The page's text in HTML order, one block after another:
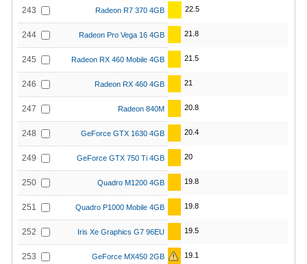
243 Radeon R7 370 4GB 22.5
244 Radeon Pro Vega 16 4GB 21.8
245 Radeon RX 460 Mobile 4GB 21.5
246 Radeon RX 460 4GB 21
247 Radeon 840M 20.8
248 GeForce GTX 1630 4GB 20.4
249 GeForce GTX 750 Ti 4GB 20
250 Quadro M1200 4GB 19.8
251 Quadro P1000 Mobile 4GB 19.8
252 Iris Xe Graphics G7 96EU 19.5
253 GeForce MX450 2GB 19.1